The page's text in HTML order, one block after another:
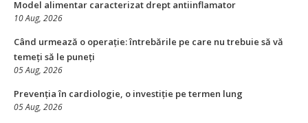
Model alimentar caracterizat drept antiinflamator
10 Aug, 2026
Când urmează o operație: întrebările pe care nu trebuie să vă
temeți să le puneți
05 Aug, 2026
Prevenția în cardiologie, o investiție pe termen lung
05 Aug, 2026